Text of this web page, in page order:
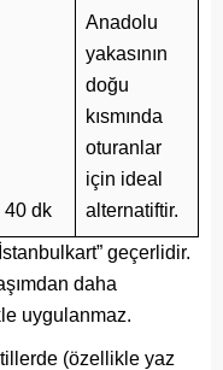
40 dk
Anadolu
yakasının
doğu
kısmında
oturanlar
için ideal
alternatiftir.
geçerlidir.
daha
uygulanmaz.
(özellikle yaz